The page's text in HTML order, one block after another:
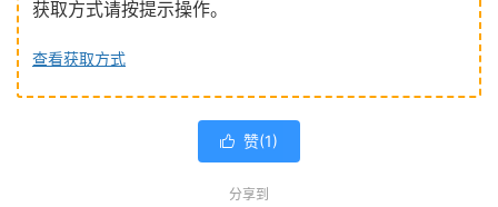
获取方式请按提示操作。
查看获取方式
 赞(1)
分享到